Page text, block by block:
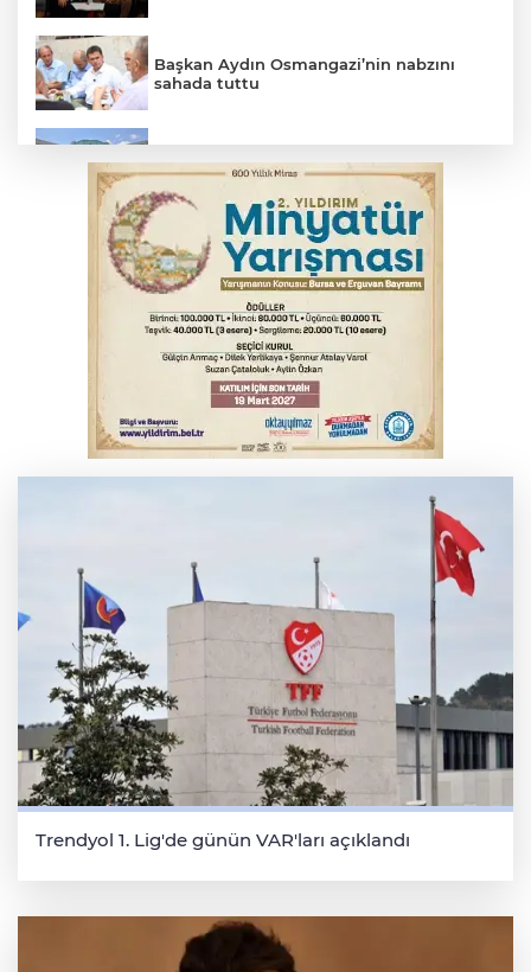
Başkan Aydın Osmangazi’nin nabzını
sahada tuttu
geleceğe taşınacak
İznik Gölü kıyısında 70 milyon yıllık fosil
bulundu
Tarihi eser kaçakçısı Bursa'da sert kayaya
çarptı
THY temmuzda yolcu rekoru kırdı
Trendyol 1. Lig'de günün VAR'ları açıklandı